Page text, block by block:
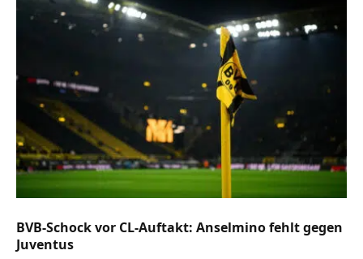
BVB-Schock vor CL-Auftakt: Anselmino fehlt gegen
Juventus